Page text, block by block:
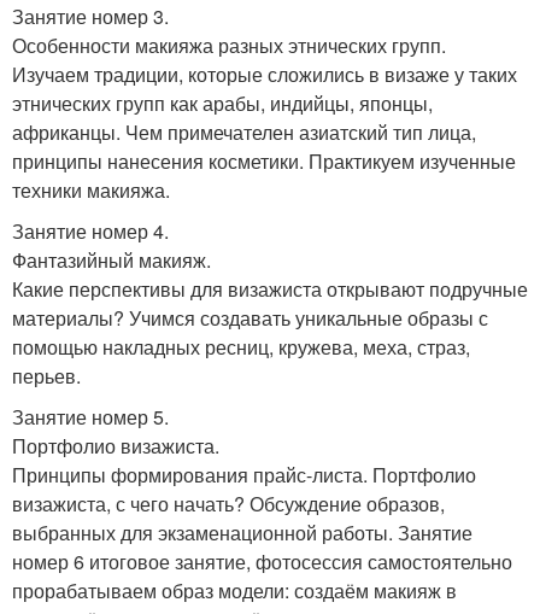
Занятие номер 3.
Особенности макияжа разных этнических групп.
Изучаем традиции, которые сложились в визаже у таких
этнических групп как арабы, индийцы, японцы,
африканцы. Чем примечателен азиатский тип лица,
принципы нанесения косметики. Практикуем изученные
техники макияжа.
Занятие номер 4.
Фантазийный макияж.
Какие перспективы для визажиста открывают подручные
материалы? Учимся создавать уникальные образы с
помощью накладных ресниц, кружева, меха, страз,
перьев.
Занятие номер 5.
Портфолио визажиста.
Принципы формирования прайс-листа. Портфолио
визажиста, с чего начать? Обсуждение образов,
выбранных для экзаменационной работы. Занятие
номер 6 итоговое занятие, фотосессия самостоятельно
прорабатываем образ модели: создаём макияж в